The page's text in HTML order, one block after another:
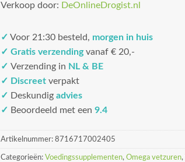
Verkoop door: DeOnlineDrogist.nl
✓ Voor 21:30 besteld, morgen in huis
✓ Gratis verzendingvanaf € 20,-
✓ Verzending in NL & BE
✓ Discreet verpakt
✓ Deskundig advies
✓ Beoordeeld met een 9.4
Artikelnummer: 8716717002405
Categorieën: Voedingssupplementen, Omega vetzuren,